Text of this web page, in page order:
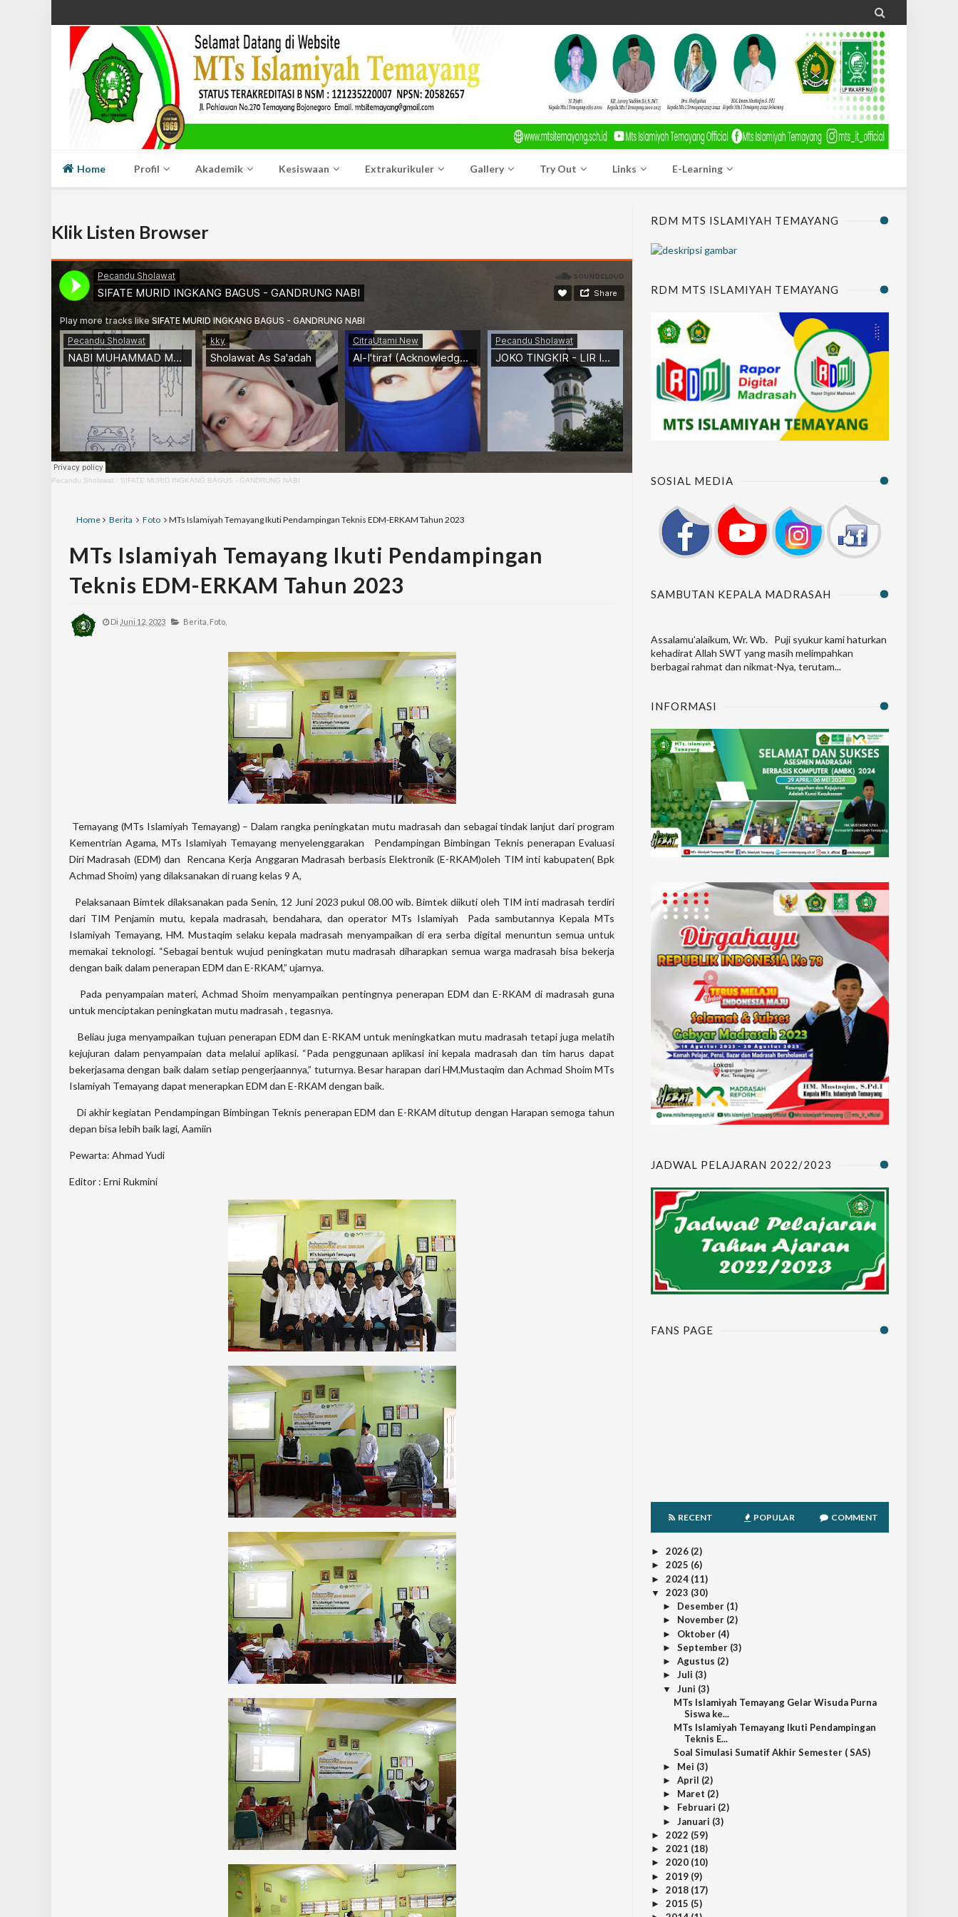

Home Profil Akademik Kesiswaan Extrakurikuler Gallery Try Out Links E-Learning
Klik Listen Browser
Pecandu Sholawat · SIFATE MURID INGKANG BAGUS - GANDRUNG NABI
Home Berita Foto MTs Islamiyah Temayang Ikuti Pendampingan Teknis EDM-ERKAM Tahun 2023
MTs Islamiyah Temayang Ikuti Pendampingan
Teknis EDM-ERKAM Tahun 2023
Di Juni 12, 2023 Berita, Foto,
Temayang (MTs Islamiyah Temayang) – Dalam rangka peningkatan mutu madrasah dan sebagai tindak lanjut dari program
Kementrian Agama, MTs Islamiyah Temayang menyelenggarakan Pendampingan Bimbingan Teknis penerapan Evaluasi
Diri Madrasah (EDM) dan Rencana Kerja Anggaran Madrasah berbasis Elektronik (E-RKAM)oleh TIM inti kabupaten( Bpk
Achmad Shoim) yang dilaksanakan di ruang kelas 9 A,
Pelaksanaan Bimtek dilaksanakan pada Senin, 12 Juni 2023 pukul 08.00 wib. Bimtek diikuti oleh TIM inti madrasah terdiri
dari TIM Penjamin mutu, kepala madrasah, bendahara, dan operator MTs Islamiyah Pada sambutannya Kepala MTs
Islamiyah Temayang, HM. Mustaqim selaku kepala madrasah menyampaikan di era serba digital menuntun semua untuk
memakai teknologi. “Sebagai bentuk wujud peningkatan mutu madrasah diharapkan semua warga madrasah bisa bekerja
dengan baik dalam penerapan EDM dan E-RKAM,” ujarnya.
Pada penyampaian materi, Achmad Shoim menyampaikan pentingnya penerapan EDM dan E-RKAM di madrasah guna
untuk menciptakan peningkatan mutu madrasah , tegasnya.
Beliau juga menyampaikan tujuan penerapan EDM dan E-RKAM untuk meningkatkan mutu madrasah tetapi juga melatih
kejujuran dalam penyampaian data melalui aplikasi. “Pada penggunaan aplikasi ini kepala madrasah dan tim harus dapat
bekerjasama dengan baik dalam setiap pengerjaannya,” tuturnya. Besar harapan dari HM.Mustaqim dan Achmad Shoim MTs
Islamiyah Temayang dapat menerapkan EDM dan E-RKAM dengan baik.
Di akhir kegiatan Pendampingan Bimbingan Teknis penerapan EDM dan E-RKAM ditutup dengan Harapan semoga tahun
depan bisa lebih baik lagi, Aamiin
Pewarta: Ahmad Yudi
Editor : Erni Rukmini
RDM MTS ISLAMIYAH TEMAYANG
RDM MTS ISLAMIYAH TEMAYANG
SOSIAL MEDIA
SAMBUTAN KEPALA MADRASAH
Assalamu’alaikum, Wr. Wb. Puji syukur kami haturkan
kehadirat Allah SWT yang masih melimpahkan
berbagai rahmat dan nikmat-Nya, terutam...
INFORMASI
JADWAL PELAJARAN 2022/2023
FANS PAGE
RECENT POPULAR COMMENT
► 2026 (2)
► 2025 (6)
► 2024 (11)
▼ 2023 (30)
► Desember (1)
► November (2)
► Oktober (4)
► September (3)
► Agustus (2)
► Juli (3)
▼ Juni (3)
MTs Islamiyah Temayang Gelar Wisuda Purna
Siswa ke...
MTs Islamiyah Temayang Ikuti Pendampingan
Teknis E...
Soal Simulasi Sumatif Akhir Semester ( SAS)
► Mei (3)
► April (2)
► Maret (2)
► Februari (2)
► Januari (3)
► 2022 (59)
► 2021 (18)
► 2020 (10)
► 2019 (9)
► 2018 (17)
► 2015 (5)